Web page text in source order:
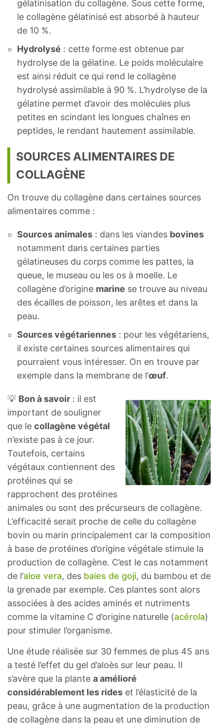
gélatinisation du collagène. Sous cette forme,
le collagène gélatinisé est absorbé à hauteur
de 10 %.
Hydrolysé : cette forme est obtenue par
hydrolyse de la gélatine. Le poids moléculaire
est ainsi réduit ce qui rend le collagène
hydrolysé assimilable à 90 %. L’hydrolyse de la
gélatine permet d’avoir des molécules plus
petites en scindant les longues chaînes en
peptides, le rendant hautement assimilable.
SOURCES ALIMENTAIRES DE
COLLAGÈNE
On trouve du collagène dans certaines sources
alimentaires comme :
Sources animales : dans les viandes bovines
notamment dans certaines parties
gélatineuses du corps comme les pattes, la
queue, le museau ou les os à moelle. Le
collagène d’origine marine se trouve au niveau
des écailles de poisson, les arêtes et dans la
peau.
Sources végétariennes : pour les végétariens,
il existe certaines sources alimentaires qui
pourraient vous intéresser. On en trouve par
exemple dans la membrane de l’œuf.
💡 Bon à savoir : il est
important de souligner
que le collagène végétal
n’existe pas à ce jour.
Toutefois, certains
végétaux contiennent des
protéines qui se
rapprochent des protéines
animales ou sont des précurseurs de collagène.
L’efficacité serait proche de celle du collagène
bovin ou marin principalement car la composition
à base de protéines d’origine végétale stimule la
production de collagène. C’est le cas notamment
de l’aloe vera, des baies de goji, du bambou et de
la grenade par exemple. Ces plantes sont alors
associées à des acides aminés et nutriments
comme la vitamine C d’origine naturelle (acérola)
pour stimuler l’organisme.
Une étude réalisée sur 30 femmes de plus 45 ans
a testé l’effet du gel d’aloès sur leur peau. Il
s’avère que la plante a amélioré
considérablement les rides et l’élasticité de la
peau, grâce à une augmentation de la production
de collagène dans la peau et une diminution de